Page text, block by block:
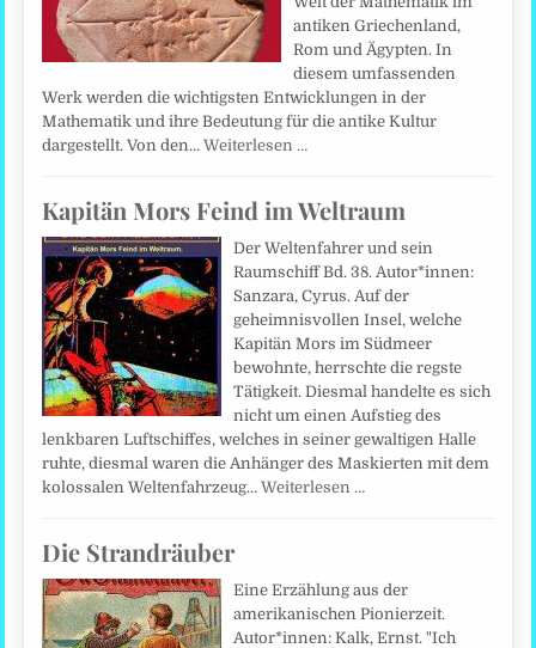
antiken Griechenland,
Rom und Ägypten. In
diesem umfassenden
Werk werden die wichtigsten Entwicklungen in der
Mathematik und ihre Bedeutung für die antike Kultur
dargestellt. Von den…Weiterlesen …
Kapitän Mors Feind im Weltraum
Der Weltenfahrer und sein
Raumschiff Bd. 38. Autor*innen:
Sanzara, Cyrus. Auf der
geheimnisvollen Insel, welche
Kapitän Mors im Südmeer
bewohnte, herrschte die regste
Tätigkeit. Diesmal handelte es sich
nicht um einen Aufstieg des
lenkbaren Luftschiffes, welches in seiner gewaltigen Halle
ruhte, diesmal waren die Anhänger des Maskierten mit dem
kolossalen Weltenfahrzeug…Weiterlesen …
Die Strandräuber
Eine Erzählung aus der
amerikanischen Pionierzeit.
Autor*innen: Kalk, Ernst. "Ich